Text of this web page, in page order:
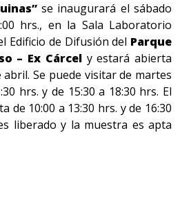
se inaugurará el sábado
hrs., en la Sala Laboratorio
Edificio de Difusión del Parque
– Ex Cárcely estará abierta
Se puede visitar de martes
hrs. y de 15:30 a 18:30 hrs. El
de 10:00 a 13:30 hrs. y de 16:30
liberado y la muestra es apta